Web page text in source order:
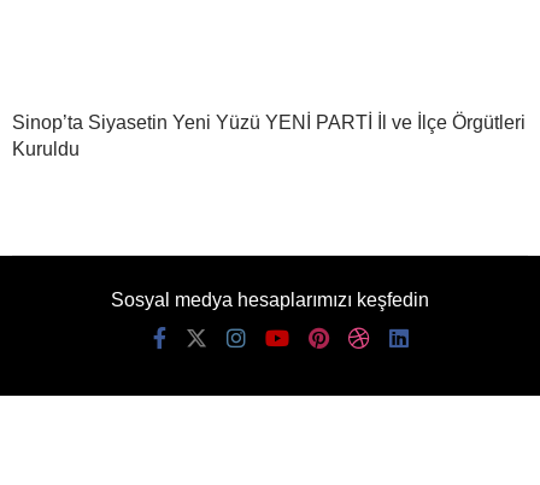
Sinop’ta Siyasetin Yeni Yüzü YENİ PARTİ İl ve İlçe Örgütleri
Kuruldu
Sosyal medya hesaplarımızı keşfedin